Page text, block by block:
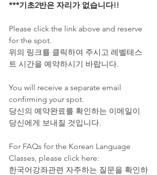
***기초2반은 자리가 없습니다!!
Please click the link above and reserve
for the spot.
위의 링크를 클릭하여 주시고 레벨테스
트 시간을 예약하시기 바랍니다.
You will receive a separate email
confirming your spot.
당신의 예약완료를 확인하는 이메일이
당신에게 보내질 것입니다.
For FAQs for the Korean Language
Classes, please click here:
한국어강좌관련 자주하는 질문을 확인하